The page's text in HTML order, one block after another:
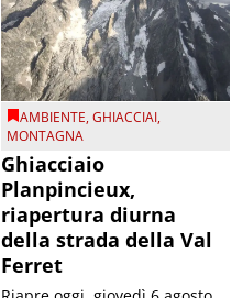
AMBIENTE,GHIACCIAI,
MONTAGNA
Ghiacciaio
Planpincieux,
riapertura diurna
della strada della Val
Ferret